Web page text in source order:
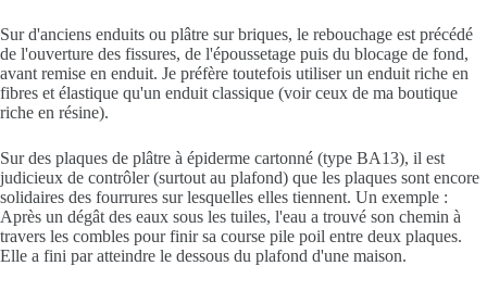
Sur d'anciens enduits ou plâtre sur briques, le rebouchage est précédé
de l'ouverture des fissures, de l'époussetage puis du blocage de fond,
avant remise en enduit. Je préfère toutefois utiliser un enduit riche en
fibres et élastique qu'un enduit classique (voir ceux de ma boutique
riche en résine).
Sur des plaques de plâtre à épiderme cartonné (type BA13), il est
judicieux de contrôler (surtout au plafond) que les plaques sont encore
solidaires des fourrures sur lesquelles elles tiennent. Un exemple :
Après un dégât des eaux sous les tuiles, l'eau a trouvé son chemin à
travers les combles pour finir sa course pile poil entre deux plaques.
Elle a fini par atteindre le dessous du plafond d'une maison.